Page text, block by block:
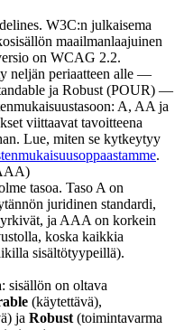
W3C:n julkaisema
maailmanlaajuinen
on WCAG 2.2.
neljän periaatteen alle —
ja Robust (POUR) —
A, AA ja
viittaavat tavoitteena
Lue, miten se kytkeytyy
.
tasoa. Taso A on
juridinen standardi,
ja AAA on korkein
koska kaikkia
sisältötyypeillä).
sisällön on oltava
(käytettävä),
ja Robust(toimintavarma